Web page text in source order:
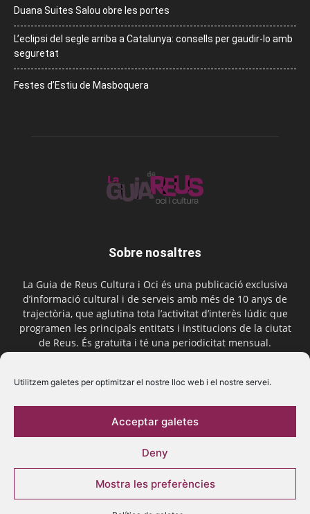
Utilitzem galetes per optimitzar el nostre lloc web i el nostre servei.
Acceptar galetes
Deny
Mostra les preferències
Duana Suites Salou obre les portes
L’eclipsi del segle arriba a Catalunya: consells per gaudir-lo amb
seguretat
Festes d’Estiu de Masboquera
Sobre nosaltres
La Guia de Reus Cultura i Oci és una publicació exclusiva
d’informació cultural i de serveis amb més de 10 anys de
trajectòria, que aglutina tota l’activitat d’interès lúdic que
programen les principals entitats i institucions de la ciutat
de Reus. És gratuïta i té una periodicitat mensual.
Segueix-nos